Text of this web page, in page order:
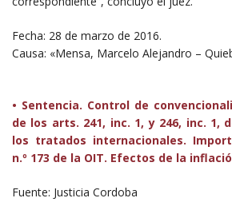
Fecha: 28 de marzo de 2016.
Causa: «Mensa, Marcelo Alejandro –
• Sentencia. Control de
de los arts. 241, inc. 1, y 246, inc. 1,
los tratados internacionales.
n.º 173 de la OIT. Efectos de la
Fuente: Justicia Cordoba